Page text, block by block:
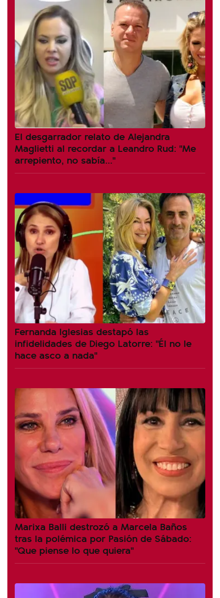
El desgarrador relato de Alejandra
Maglietti al recordar a Leandro Rud: "Me
arrepiento, no sabía..."
Fernanda Iglesias destapó las
infidelidades de Diego Latorre: "Él no le
hace asco a nada"
Marixa Balli destrozó a Marcela Baños
tras la polémica por Pasión de Sábado:
"Que piense lo que quiera"